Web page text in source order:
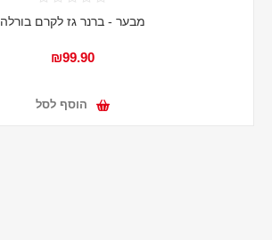
מבער - ברנר גז לקרם בורלה
₪99.90
הוסף לסל